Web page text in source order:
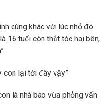
cùng khác với lúc nhỏ đó
16 tuổi còn thắt tóc hai bên,
con lại tới đây vậy”
là nhà báo vừa phỏng vấn